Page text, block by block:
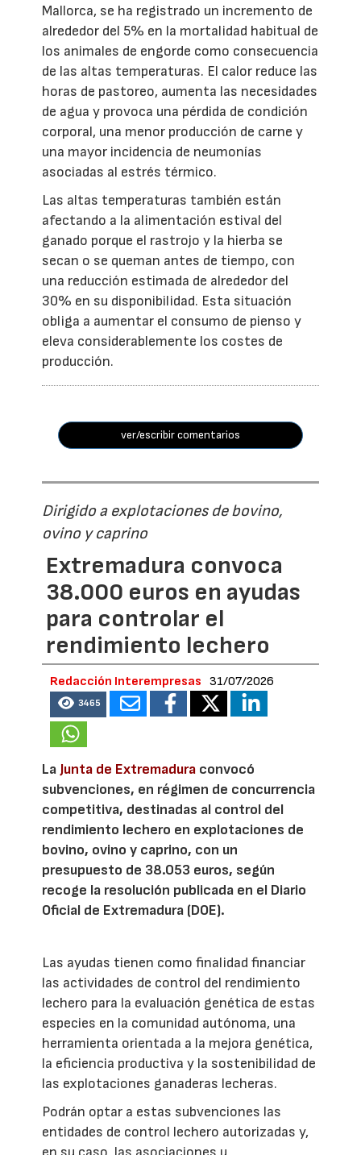
Mallorca, se ha registrado un incremento de
alrededor del 5% en la mortalidad habitual de
los animales de engorde como consecuencia
de las altas temperaturas. El calor reduce las
horas de pastoreo, aumenta las necesidades
de agua y provoca una pérdida de condición
corporal, una menor producción de carne y
una mayor incidencia de neumonías
asociadas al estrés térmico.
Las altas temperaturas también están
afectando a la alimentación estival del
ganado porque el rastrojo y la hierba se
secan o se queman antes de tiempo, con
una reducción estimada de alrededor del
30% en su disponibilidad. Esta situación
obliga a aumentar el consumo de pienso y
eleva considerablemente los costes de
producción.
ver/escribir comentarios
Dirigido a explotaciones de bovino,
ovino y caprino
Extremadura convoca
38.000 euros en ayudas
para controlar el
rendimiento lechero
Redacción Interempresas 31/07/2026
3465
LaJunta de Extremadura convocó
subvenciones, en régimen de concurrencia
competitiva, destinadas al control del
rendimiento lechero en explotaciones de
bovino, ovino y caprino, con un
presupuesto de 38.053 euros, según
recoge la resolución publicada en el Diario
Oficial de Extremadura (DOE).
Las ayudas tienen como finalidad financiar
las actividades de control del rendimiento
lechero para la evaluación genética de estas
especies en la comunidad autónoma, una
herramienta orientada a la mejora genética,
la eficiencia productiva y la sostenibilidad de
las explotaciones ganaderas lecheras.
Podrán optar a estas subvenciones las
entidades de control lechero autorizadas y,